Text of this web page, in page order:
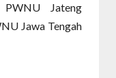
PWNU Jateng
Jawa Tengah